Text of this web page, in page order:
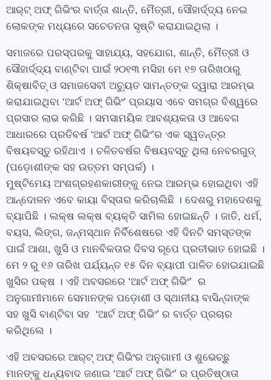
ଆର୍ଟ୍‍ ଅଫ୍‍ ଗିଭିଂର ବାର୍ତ୍ତା ଶାନ୍ତି, ମୈତ୍ରୀ, ସୌହାର୍ଦ୍ଦ୍ୟ ନେଇ
ଲୋକଙ୍କ ମଧ୍ୟରେ ସଚେତନତା ସୃଷ୍ଟି କରାଯାଇଥିଲା ।
ସମାଜରେ ପରସ୍ପରକୁ ସାହାଯ୍ୟ, ସହଯୋଗ, ଶାନ୍ତି, ମୈତ୍ରୀ ଓ
ସୌହାର୍ଦ୍ଦ୍ୟ ବାଣ୍ଟିବା ପାଇଁ ୨୦୧୩ ମସିହା ମେ ୧୭ ତାରିଖଠାରୁ
ଶିକ୍ଷାବିତ୍‍ ଓ ସମାଜସେବୀ ଅଚ୍ୟୁତ ସାମନ୍ତଙ୍କ ଦ୍ୱାରା ଆରମ୍ଭ
କରାଯାଇଥିବା ‘ଆର୍ଟ ଅଫ୍‍ ଗିଭିଂ’ ପ୍ରୟାସ ଏବେ ସମଗ୍ର ବିଶ୍ୱରେ
ପ୍ରସାର ଲାଭ କରିଛି । ସମସାମୟିକ ଆବଶ୍ୟକତା ଓ ଆବେଗ
ଆଧାରରେ ପ୍ରତିବର୍ଷ ‘ଆର୍ଟ ଅଫ୍ ଗିଭିଂ’ର ଏକ ସ୍ୱତନ୍ତ୍ର
ବିଷୟବସ୍ତୁ ରହିଥାଏ । ଚଳିତବର୍ଷର ବିଷୟବସ୍ତୁ ଥିଲା ନେବରଗୁଡ୍‍
(ପଡ଼ୋଶୀଙ୍କ ସହ ଉତ୍ତମ ସମ୍ପର୍କ) ।
ମୁଷ୍ଟିମେୟ ଅଂଶଗ୍ରହଣକାରୀଙ୍କୁ ନେଇ ଆରମ୍ଭ ହୋଇଥିବା ଏହି
ଆନ୍ଦୋଳନ ଏବେ କାୟା ବିସ୍ତାର କରିଚାଲିଛି । ଦେଶରୁ ମହାଦେଶକୁ
ବ୍ୟାପିଛି । ଲକ୍ଷ ଲକ୍ଷ ବ୍ୟକ୍ତି ସାମିଲ ହୋଇଛନ୍ତି । ଜାତି, ଧର୍ମ,
ବୟସ, ଲିଙ୍ଗ, ଜନ୍ମସ୍ଥାନ ନିର୍ବିଶେଷରେ ଏହି ଦିନଟି ସମସ୍ତଙ୍କ
ପାଇଁ ଆଶା, ଖୁସି ଓ ମାନବିକତାର ଦିବସ ରୂପେ ପ୍ରତୀଭାତ ହୋଇଛି ।
ମେ ୨ ରୁ ୧୬ ତାରିଖ ପର୍ଯ୍ୟନ୍ତ ୧୫ ଦିନ ବ୍ୟାପୀ ପାଳିତ ହୋଇଯାଇଛି
ଖୁସିର ପକ୍ଷ । ଏହି ଅବସରରେ ‘ଆର୍ଟ ଅଫ୍‍ ଗିଭିଂ’ ର
ଅନୁଗାମୀମାନେ ସେମାନଙ୍କ ପଡ଼ୋଶୀ ଓ ସ୍ଥାନୀୟ ବାସିନ୍ଦାଙ୍କ
ସହ ଖୁସି ବାଣ୍ଟିବା ସହ ‘ଆର୍ଟ ଅଫ୍‍ ଗିଭିଂ’ ର ବାର୍ତ୍ତ ପ୍ରଚାର
କରିଥିଲେ ।
ଏହି ଅବସରରେ ଆର୍ଟ୍‍ ଅଫ୍‍ ଗିଭିଂର ଅନୁଗାମୀ ଓ ଶୁଭେଚ୍ଛୁ
ମାନଙ୍କୁ ଧନ୍ୟବାଦ ଜଣାଇ ‘ଆର୍ଟ ଅଫ୍‍ ଗିଭିଂ’ ର ପ୍ରତିଷ୍ଠାତା